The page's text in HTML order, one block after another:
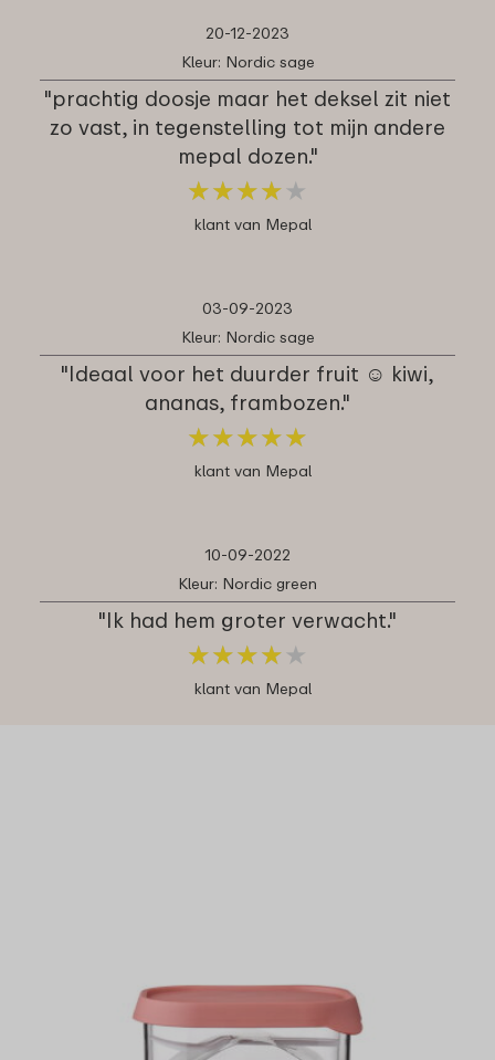
20-12-2023
Kleur: Nordic sage
"prachtig doosje maar het deksel zit niet
zo vast, in tegenstelling tot mijn andere
mepal dozen."
★★★★ ★
★★★★ ★
klant van Mepal
03-09-2023
Kleur: Nordic sage
"Ideaal voor het duurder fruit ☺️ kiwi,
ananas, frambozen."
★★★★★
★★★★★
klant van Mepal
10-09-2022
Kleur: Nordic green
"Ik had hem groter verwacht."
★★★★ ★
★★★★ ★
klant van Mepal